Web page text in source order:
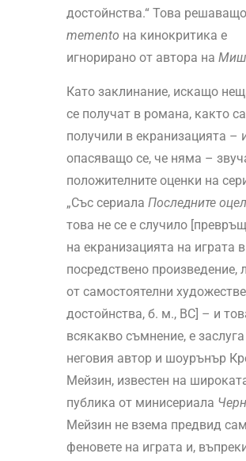
достойнства.“ Това решаващо
memento на кинокритика е
игнорирано от автора на
Като заклинание, искащо
се получат в романа, както
получили в екранизацията –
опасяващо се, че няма –
положителните оценки на
„Със сериала Последните
това не се е случило
на екранизацията на играта в
посредствено произведение,
от самостоятелни
достойнства, б. м., ВС] – и
всякакво съмнение, е
неговия автор и шоурънър
Мейзин, известен на
публика от минисериала
Мейзин не взема предвид
феновете на играта и,